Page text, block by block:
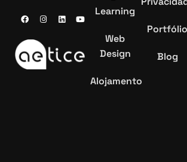
Learning
Web
Design
Alojamento
Portfólio
Blog